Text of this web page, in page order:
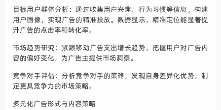
目标用户群体分析：通过收集用户兴趣、行为习惯等信息，构建
用户画像，实现广告的精准投放。数据显示，精准定位能显著提
升广告的点击率和转化率。
市场趋势研究：紧跟移动广告支出增长趋势，把握用户对广告内
容的偏好变化，为广告主提供市场洞察。
竞争对手评估：分析竞争对手的策略，发现自身差异化优势，制
定更具竞争力的市场策略。
多元化广告形式与内容策略